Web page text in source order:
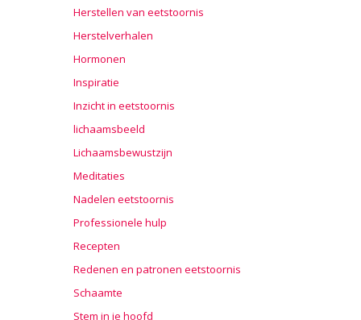
Herstellen van eetstoornis
Herstelverhalen
Hormonen
Inspiratie
Inzicht in eetstoornis
lichaamsbeeld
Lichaamsbewustzijn
Meditaties
Nadelen eetstoornis
Professionele hulp
Recepten
Redenen en patronen eetstoornis
Schaamte
Stem in je hoofd